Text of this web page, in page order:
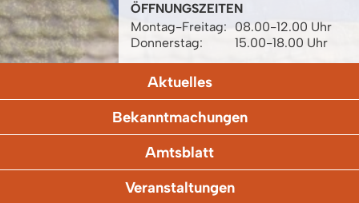
ÖFFNUNGSZEITEN
Montag-Freitag:
08.00-12.00 Uhr
Donnerstag:
15.00-18.00 Uhr
Aktuelles
Bekanntmachungen
Amtsblatt
Veranstaltungen